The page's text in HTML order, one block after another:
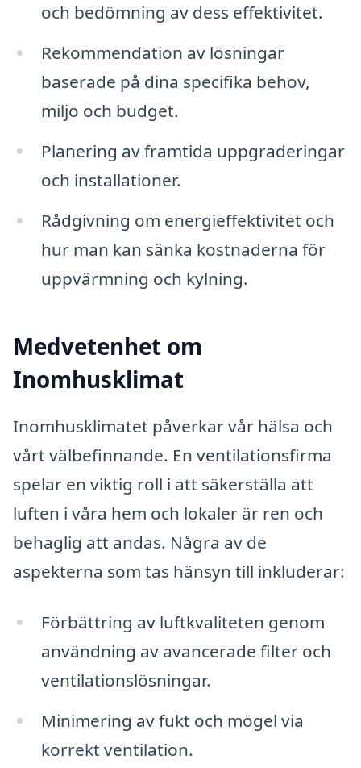
och bedömning av dess effektivitet.
Rekommendation av lösningar
baserade på dina specifika behov,
miljö och budget.
Planering av framtida uppgraderingar
och installationer.
Rådgivning om energieffektivitet och
hur man kan sänka kostnaderna för
uppvärmning och kylning.
Medvetenhet om
Inomhusklimat
Inomhusklimatet påverkar vår hälsa och
vårt välbefinnande. En ventilationsfirma
spelar en viktig roll i att säkerställa att
luften i våra hem och lokaler är ren och
behaglig att andas. Några av de
aspekterna som tas hänsyn till inkluderar:
Förbättring av luftkvaliteten genom
användning av avancerade filter och
ventilationslösningar.
Minimering av fukt och mögel via
korrekt ventilation.